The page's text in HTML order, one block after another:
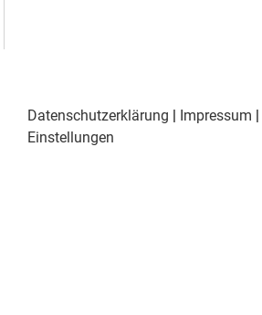
Datenschutzerklärung Impressum
Einstellungen